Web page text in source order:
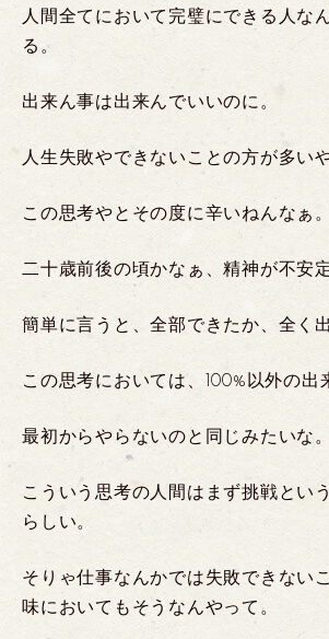
人間全てにおいて完璧にできる人な
る。
出来ん事は出来んでいいのに。
人生失敗やできないことの方が多い
この思考やとその度に辛いねんなぁ。
二十歳前後の頃かなぁ、精神が不安
簡単に言うと、全部できたか、全く
この思考においては、100%以外の出
最初からやらないのと同じみたいな。
こういう思考の人間はまず挑戦とい
らしい。
そりゃ仕事なんかでは失敗できない
味においてもそうなんやって。